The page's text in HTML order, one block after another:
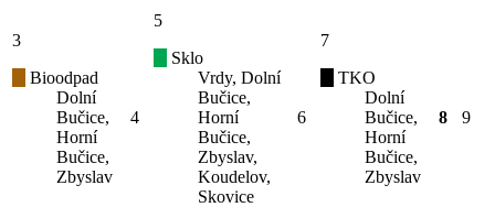
3
Bioodpad
Dolní
Bučice,
Horní
Bučice,
Zbyslav
4
5
Sklo
Vrdy, Dolní
Bučice,
Horní
Bučice,
Zbyslav,
Koudelov,
Skovice
6
7
TKO
Dolní
Bučice,
Horní
Bučice,
Zbyslav
8 9